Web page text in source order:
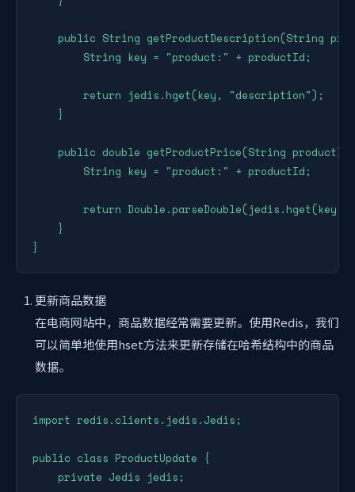
public String getProductDescription(String
        String key = "product:" + productId;
        return jedis.hget(key, "description");
    }
public double getProductPrice(String
        String key = "product:" + productId;
return Double.parseDouble(jedis.hget(key,
    }
}
更新商品数据
在电商网站中，商品数据经常需要更新。使用Redis，我们
可以简单地使用hset方法来更新存储在哈希结构中的商品
数据。
import redis.clients.jedis.Jedis;
public class ProductUpdate {
    private Jedis jedis;